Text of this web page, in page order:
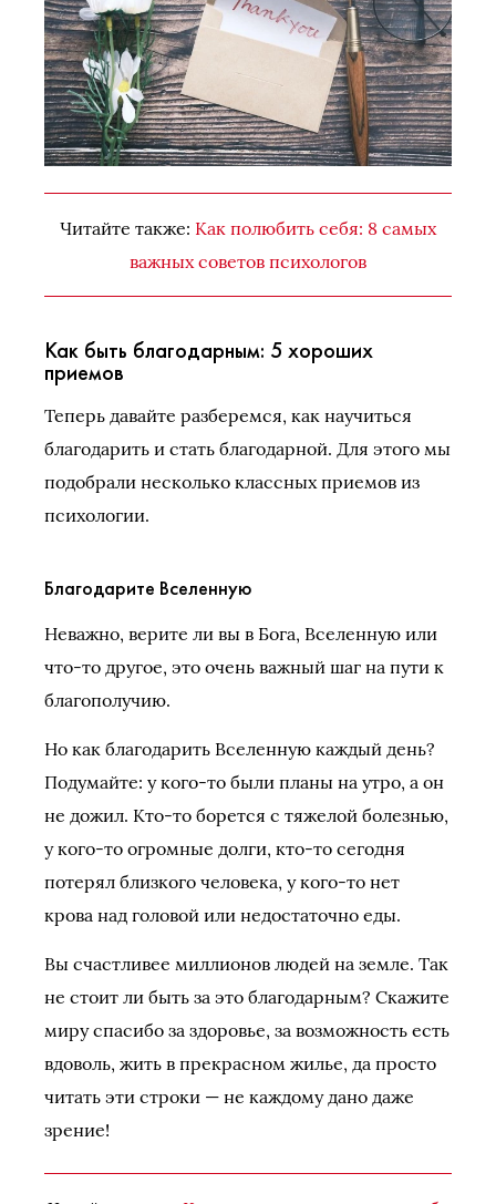
Читайте также: Как полюбить себя: 8 самых
важных советов психологов
Как быть благодарным: 5 хороших
приемов
Теперь давайте разберемся, как научиться
благодарить и стать благодарной. Для этого мы
подобрали несколько классных приемов из
психологии.
Благодарите Вселенную
Неважно, верите ли вы в Бога, Вселенную или
что-то другое, это очень важный шаг на пути к
благополучию.
Но как благодарить Вселенную каждый день?
Подумайте: у кого-то были планы на утро, а он
не дожил. Кто-то борется с тяжелой болезнью,
у кого-то огромные долги, кто-то сегодня
потерял близкого человека, у кого-то нет
крова над головой или недостаточно еды.
Вы счастливее миллионов людей на земле. Так
не стоит ли быть за это благодарным? Скажите
миру спасибо за здоровье, за возможность есть
вдоволь, жить в прекрасном жилье, да просто
читать эти строки — не каждому дано даже
зрение!